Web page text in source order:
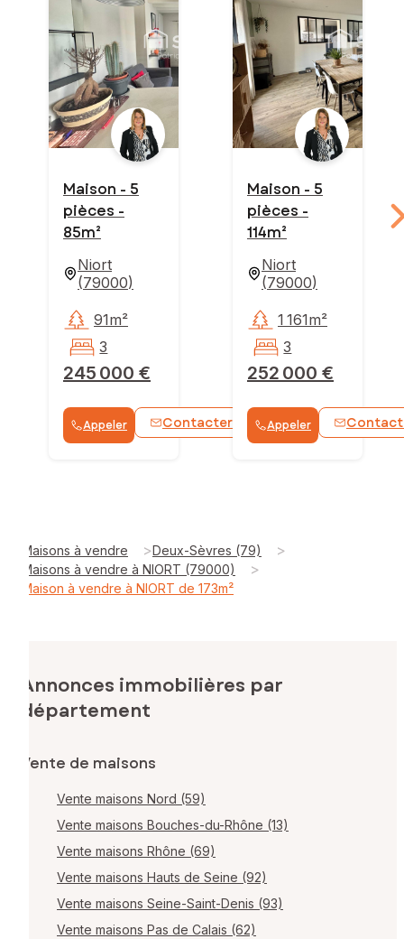
Maison - 5
pièces -
85m²
Niort
(79000)
245 000 €
91m²
3
Appeler Contacter WhatsApp
Maison - 5
pièces -
114m²
Niort
(79000)
252 000 €
1 161m²
3
Appeler
Maisons à vendre >Deux-Sèvres (79) >
Maisons à vendre à NIORT (79000) >
Maison à vendre à NIORT de 173m²
Annonces immobilières par
département
Vente de maisons
Vente maisons Nord (59)
Vente maisons Bouches-du-Rhône (13)
Vente maisons Rhône (69)
Vente maisons Hauts de Seine (92)
Vente maisons Seine-Saint-Denis (93)
Vente maisons Pas de Calais (62)